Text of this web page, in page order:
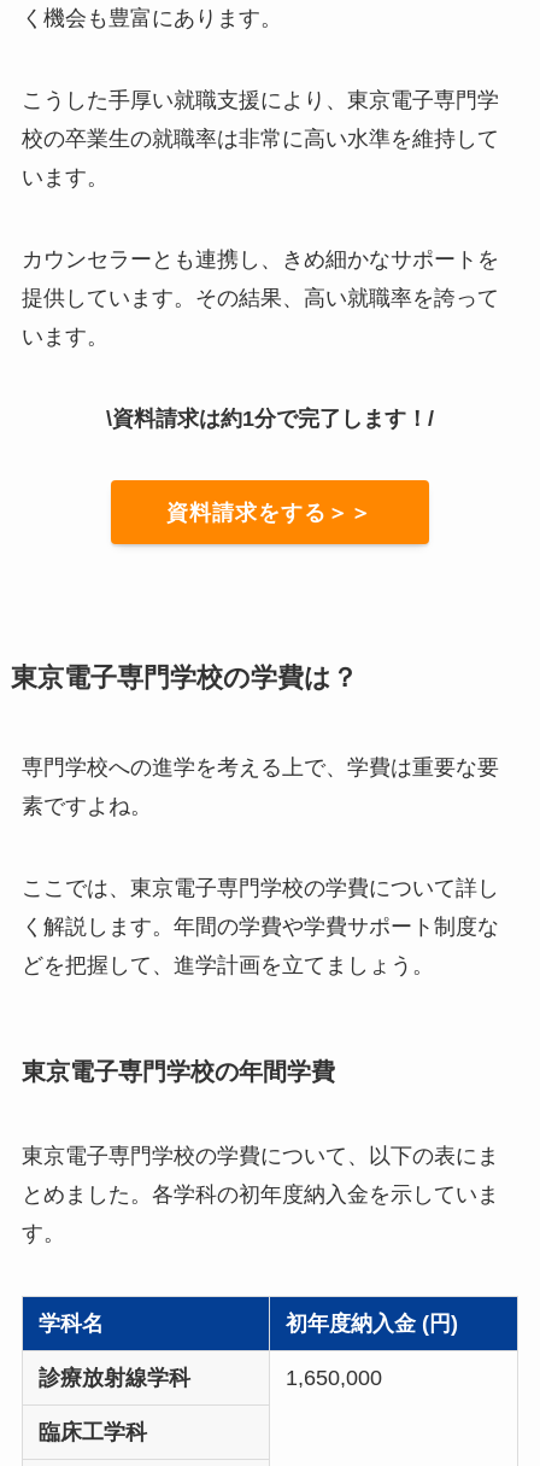
く機会も豊富にあります。
こうした手厚い就職支援により、東京電子専門学
校の卒業生の就職率は非常に高い水準を維持して
います。
カウンセラーとも連携し、きめ細かなサポートを
提供しています。その結果、高い就職率を誇って
います。
\資料請求は約1分で完了します！/
資料請求をする＞＞
東京電子専門学校の学費は？
専門学校への進学を考える上で、学費は重要な要
素ですよね。
ここでは、東京電子専門学校の学費について詳し
く解説します。年間の学費や学費サポート制度な
どを把握して、進学計画を立てましょう。
東京電子専門学校の年間学費
東京電子専門学校の学費について、以下の表にま
とめました。各学科の初年度納入金を示していま
す。
学科名 初年度納入金 (円)
診療放射線学科 1,650,000
臨床工学科